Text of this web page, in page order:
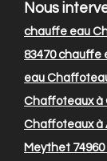
Nous
chauffe eau
83470chauffe
eau
Chaffoteaux à
Chaffoteaux à
Meythet 74960